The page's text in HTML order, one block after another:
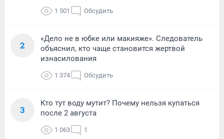
1 501 Обсудить
2
«Дело не в юбке или макияже». Следователь
объяснил, кто чаще становится жертвой
изнасилования
1 374 Обсудить
3
Кто тут воду мутит? Почему нельзя купаться
после 2 августа
1 063 1